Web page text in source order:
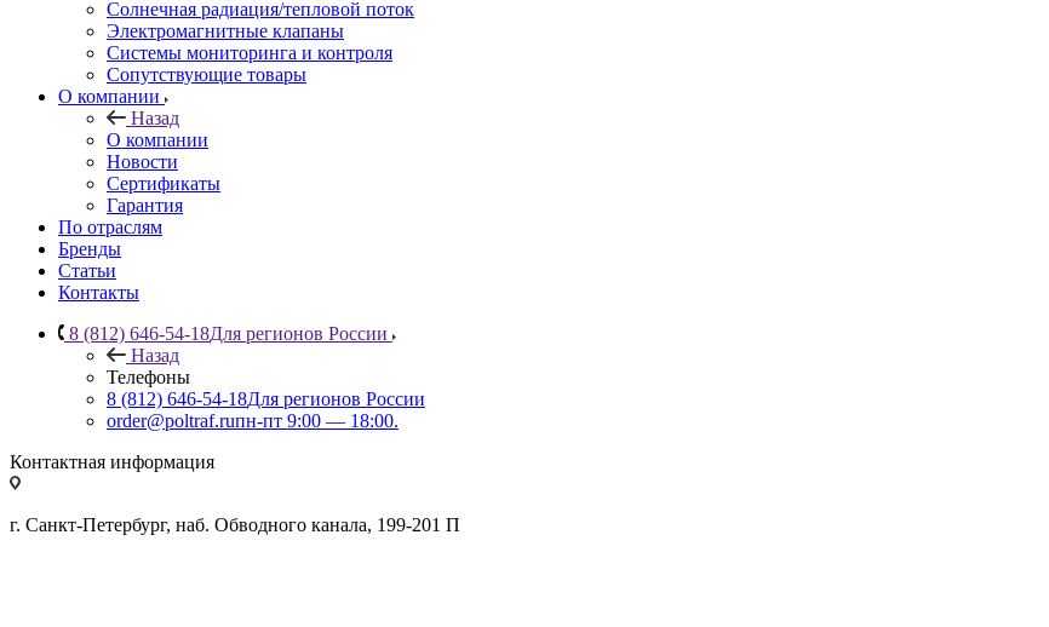
Солнечная радиация/тепловой поток
Электромагнитные клапаны
Системы мониторинга и контроля
Сопутствующие товары
О компании
Назад
О компании
Новости
Сертификаты
Гарантия
По отраслям
Бренды
Статьи
Контакты
8 (812) 646-54-18Для регионов России
Назад
Телефоны
8 (812) 646-54-18Для регионов России
order@poltraf.ruпн-пт 9:00 — 18:00.
Контактная информация
г. Санкт-Петербург, наб. Обводного канала, 199-201 П